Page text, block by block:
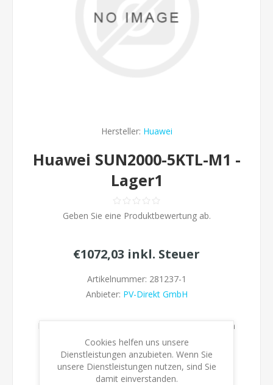
Hersteller: Huawei
Huawei SUN2000-5KTL-M1 -
Lager1
Geben Sie eine Produktbewertung ab.
€1072,03 inkl. Steuer
Artikelnummer: 281237-1
Anbieter: PV-Direkt GmbH
Bitte wählen Sie die Adresse, an die Sie versenden
möchten
Verfügbarkeit: Nicht auf Lager
Cookies helfen uns unsere
Dienstleistungen anzubieten. Wenn Sie
unsere Dienstleistungen nutzen, sind Sie
damit einverstanden.